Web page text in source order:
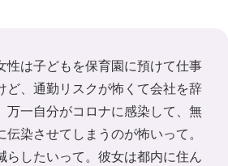
性は子どもを保育園に預けて仕事
ど、通勤リスクが怖くて会社を辞
万一自分がコロナに感染して、無
染させてしまうのが怖いって。
らしたいって。彼女は都内に住ん